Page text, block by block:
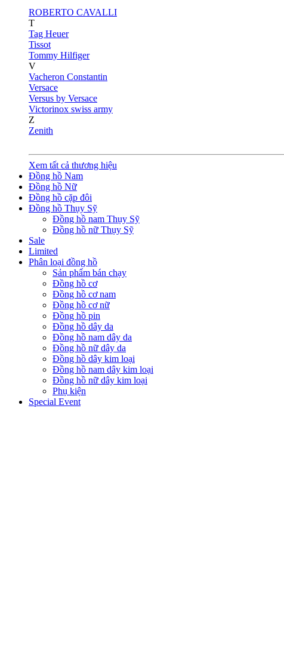
ROBERTO CAVALLI
T
Tag Heuer
Tissot
Tommy Hilfiger
V
Vacheron Constantin
Versace
Versus by Versace
Victorinox swiss army
Z
Zenith
Xem tất cả thương hiệu
Đồng hồ Nam
Đồng hồ Nữ
Đồng hồ cặp đôi
Đồng hồ Thụy Sỹ
Đồng hồ nam Thụy Sỹ
Đồng hồ nữ Thụy Sỹ
Sale
Limited
Phân loại đồng hồ
Sản phẩm bán chạy
Đồng hồ cơ
Đồng hồ cơ nam
Đồng hồ cơ nữ
Đồng hồ pin
Đồng hồ dây da
Đồng hồ nam dây da
Đồng hồ nữ dây da
Đồng hồ dây kim loại
Đồng hồ nam dây kim loại
Đồng hồ nữ dây kim loại
Phụ kiện
Special Event